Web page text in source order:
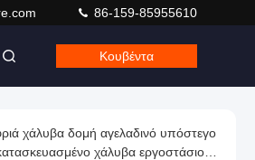
86-159-85955610
Κουβέντα
χάλυβα δομή αγελαδινό υπόστεγο
χάλυβα εργοστάσιο